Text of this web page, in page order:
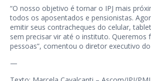
“O nosso objetivo é tornar o IPJ mais
todos os aposentados e pensionistas.
emitir seus contracheques do celular,
sem precisar vir até o instituto. Queremos
pessoas”, comentou o diretor executivo do
—